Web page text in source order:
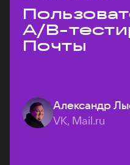
A/B-
Почты
Александр
VK, Mail.ru